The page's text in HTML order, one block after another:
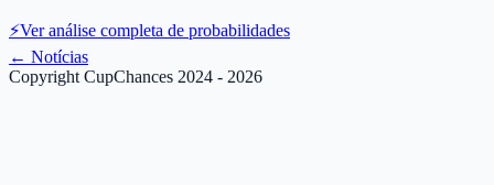
⚡Ver análise completa de probabilidades
← Notícias
Copyright CupChances 2024 - 2026